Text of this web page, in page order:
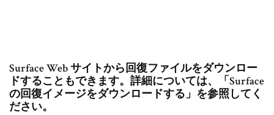
Surface Web サイトから回復ファイルをダウンロー
ドすることもできます。詳細については、「Surface
の回復イメージをダウンロードする」を参照してく
ださい。